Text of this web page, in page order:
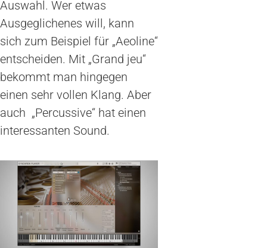
Auswahl. Wer etwas
Ausgeglichenes will, kann
sich zum Beispiel für „Aeoline“
entscheiden. Mit „Grand jeu“
bekommt man hingegen
einen sehr vollen Klang. Aber
auch „Percussive“ hat einen
interessanten Sound.